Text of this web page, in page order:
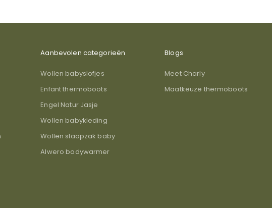
Aanbevolen categorieën
Wollen babyslofjes
Enfant thermoboots
Engel Natur Jasje
Wollen babykleding
Wollen slaapzak baby
Alwero bodywarmer
Blogs
Meet Charly
Maatkeuze thermoboots